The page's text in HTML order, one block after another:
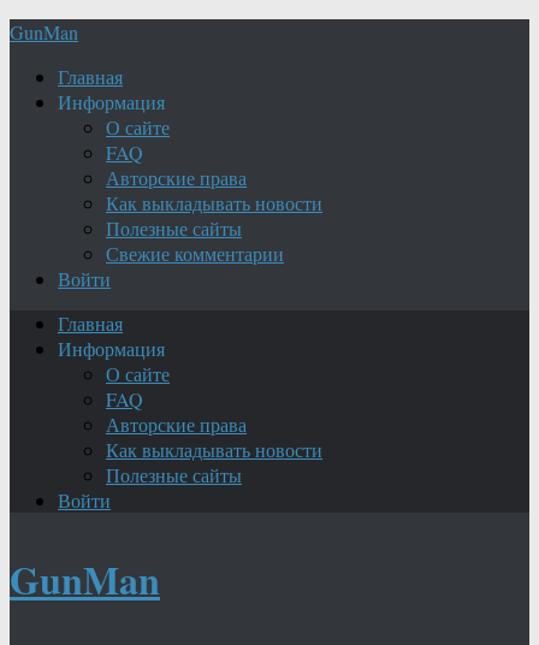
GunMan
Главная
Информация
О сайте
FAQ
Авторские права
Как выкладывать новости
Полезные сайты
Свежие комментарии
Войти
Главная
Информация
О сайте
FAQ
Авторские права
Как выкладывать новости
Полезные сайты
Войти
GunMan